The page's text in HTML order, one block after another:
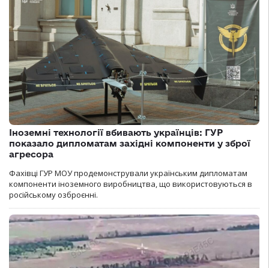
Іноземні технології вбивають українців: ГУР
показало дипломатам західні компоненти у зброї
агресора
Фахівці ГУР МОУ продемонстрували українським дипломатам
компоненти іноземного виробництва, що використовуються в
російському озброєнні.